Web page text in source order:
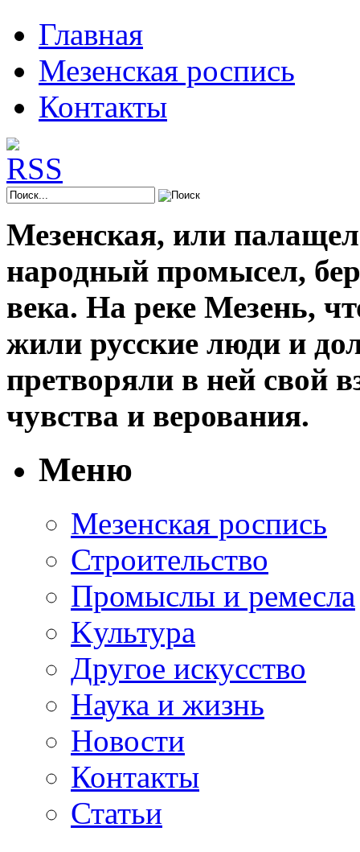
Главная
Мезенская роспись
Контакты
Мезенская, или
народный промысел,
века. На реке Мезень,
жили русские люди и
претворяли в ней свой
чувства и верования.
Меню
Мезенская роспись
Строительство
Промыслы и ремесла
Kультура
Другое искусство
Наука и жизнь
Новости
Контакты
Статьи